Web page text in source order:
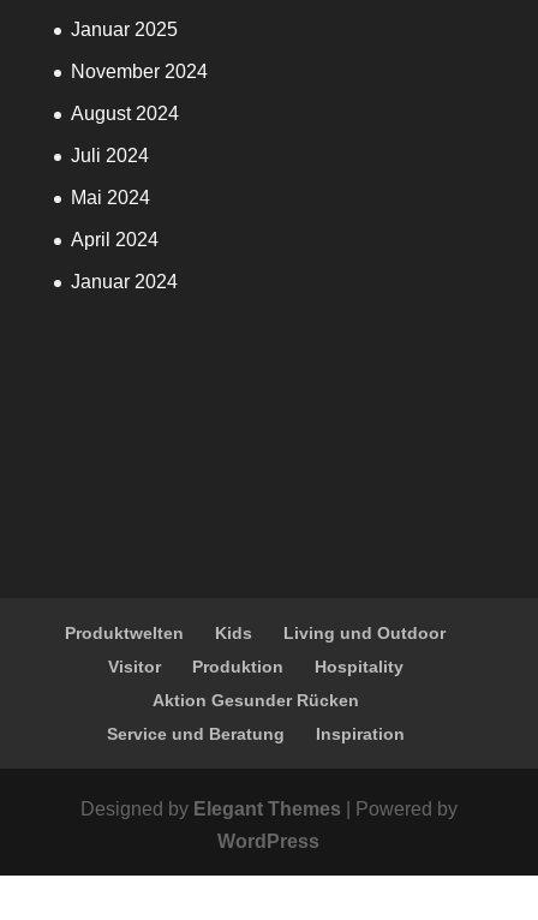
Januar 2025
November 2024
August 2024
Juli 2024
Mai 2024
April 2024
Januar 2024
Produktwelten Kids
Living und Outdoor
Visitor
Produktion
Hospitality
Aktion Gesunder Rücken
Service und Beratung
Inspiration
Designed by Elegant Themes | Powered by
WordPress